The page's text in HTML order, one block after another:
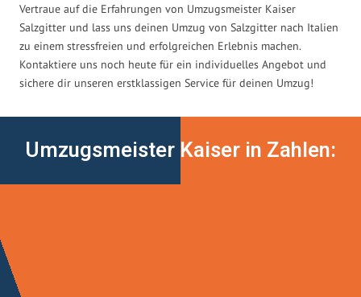
Vertraue auf die Erfahrungen von Umzugsmeister Kaiser
Salzgitter und lass uns deinen Umzug von Salzgitter nach Italien
zu einem stressfreien und erfolgreichen Erlebnis machen.
Kontaktiere uns noch heute für ein individuelles Angebot und
sichere dir unseren erstklassigen Service für deinen Umzug!
Umzugsmeister Kaiser in Zahlen: